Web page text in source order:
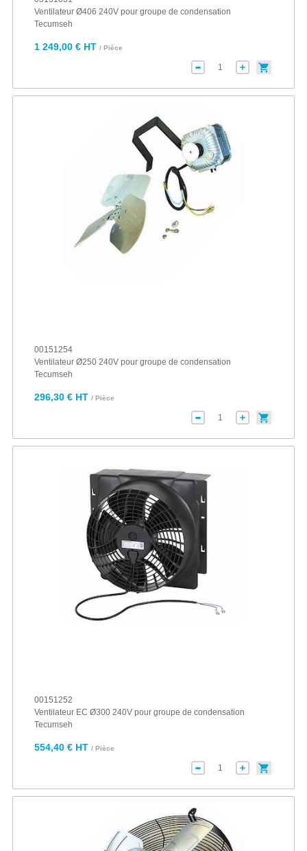
Ventilateur Ø406 240V pour groupe de condensation
Tecumseh
1 249,00 € HT / Pièce
00151254
Ventilateur Ø250 240V pour groupe de condensation
Tecumseh
296,30 € HT / Pièce
00151252
Ventilateur EC Ø300 240V pour groupe de condensation
Tecumseh
554,40 € HT / Pièce